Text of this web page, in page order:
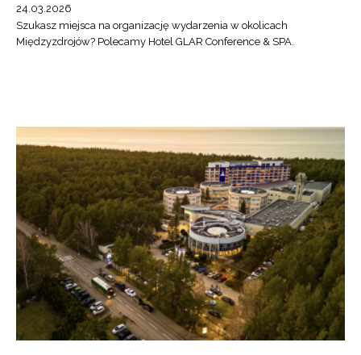
24.03.2026
Szukasz miejsca na organizację wydarzenia w okolicach
Międzyzdrojów? Polecamy Hotel GLAR Conference & SPA.